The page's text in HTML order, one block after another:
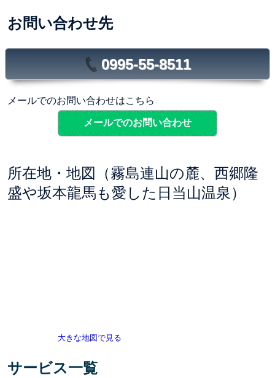
お問い合わせ先
0995-55-8511
メールでのお問い合わせはこちら
メールでのお問い合わせ
所在地・地図（霧島連山の麓、西郷隆
盛や坂本龍馬も愛した日当山温泉）
大きな地図で見る
サービス一覧